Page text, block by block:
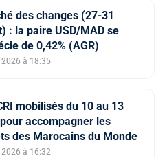
des changes (27-31
: la paire USD/MAD se
de 0,42% (AGR)
à 18:35
mobilisés du 10 au 13
accompagner les
des Marocains du Monde
à 16:32